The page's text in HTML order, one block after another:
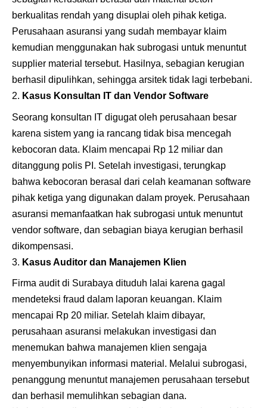
berkualitas rendah yang disuplai oleh pihak ketiga.
Perusahaan asuransi yang sudah membayar klaim
kemudian menggunakan hak subrogasi untuk menuntut
supplier material tersebut. Hasilnya, sebagian kerugian
berhasil dipulihkan, sehingga arsitek tidak lagi terbebani.
Kasus Konsultan IT dan Vendor Software
Seorang konsultan IT digugat oleh perusahaan besar
karena sistem yang ia rancang tidak bisa mencegah
kebocoran data. Klaim mencapai Rp 12 miliar dan
ditanggung polis PI. Setelah investigasi, terungkap
bahwa kebocoran berasal dari celah keamanan software
pihak ketiga yang digunakan dalam proyek. Perusahaan
asuransi memanfaatkan hak subrogasi untuk menuntut
vendor software, dan sebagian biaya kerugian berhasil
dikompensasi.
Kasus Auditor dan Manajemen Klien
Firma audit di Surabaya dituduh lalai karena gagal
mendeteksi fraud dalam laporan keuangan. Klaim
mencapai Rp 20 miliar. Setelah klaim dibayar,
perusahaan asuransi melakukan investigasi dan
menemukan bahwa manajemen klien sengaja
menyembunyikan informasi material. Melalui subrogasi,
penanggung menuntut manajemen perusahaan tersebut
dan berhasil memulihkan sebagian dana.